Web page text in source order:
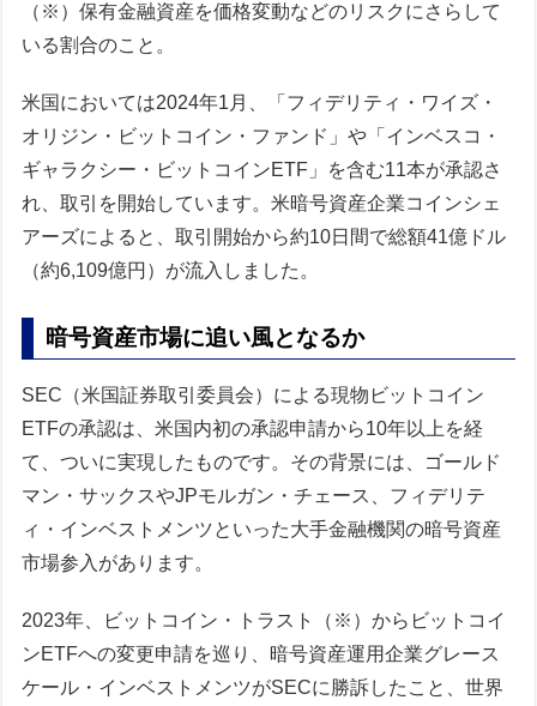
（※）保有金融資産を価格変動などのリスクにさらして
いる割合のこと。
米国においては2024年1月、「フィデリティ・ワイズ・
オリジン・ビットコイン・ファンド」や「インベスコ・
ギャラクシー・ビットコインETF」を含む11本が承認さ
れ、取引を開始しています。米暗号資産企業コインシェ
アーズによると、取引開始から約10日間で総額41億ドル
（約6,109億円）が流入しました。
暗号資産市場に追い風となるか
SEC（米国証券取引委員会）による現物ビットコイン
ETFの承認は、米国内初の承認申請から10年以上を経
て、ついに実現したものです。その背景には、ゴールド
マン・サックスやJPモルガン・チェース、フィデリテ
ィ・インベストメンツといった大手金融機関の暗号資産
市場参入があります。
2023年、ビットコイン・トラスト（※）からビットコイ
ンETFへの変更申請を巡り、暗号資産運用企業グレース
ケール・インベストメンツがSECに勝訴したこと、世界